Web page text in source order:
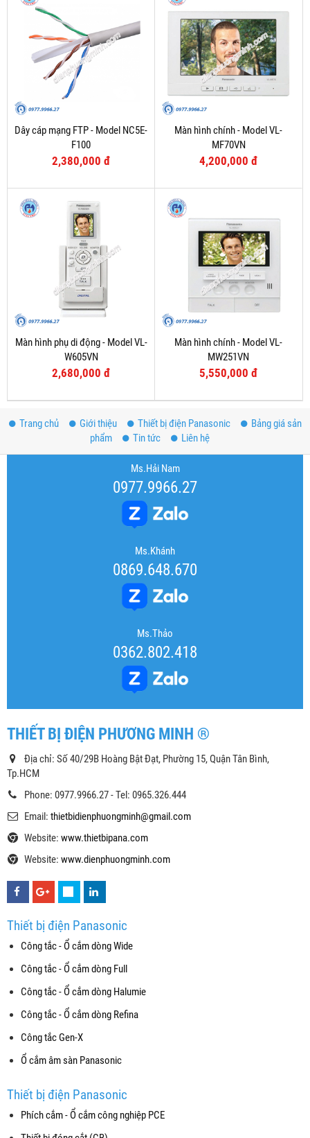
Dây cáp mạng FTP - Model NC5E-
F100
2,380,000 đ
Màn hình chính - Model VL-
MF70VN
4,200,000 đ
Màn hình phụ di động - Model VL-
W605VN
2,680,000 đ
Màn hình chính - Model VL-
MW251VN
5,550,000 đ
Trang chủ Giới thiệu Thiết bị điện Panasonic
Bảng giá sản
phẩm
Tin tức Liên hệ
Ms.Hải Nam
0977.9966.27
Ms.Khánh
0869.648.670
Ms.Thảo
0362.802.418
THIẾT BỊ ĐIỆN PHƯƠNG MINH ®
Địa chỉ: Số 40/29B Hoàng Bật Đạt, Phường 15, Quận Tân Bình,
Tp.HCM
Phone: 0977.9966.27 - Tel: 0965.326.444
Email: thietbidienphuongminh@gmail.com
Website: www.thietbipana.com
Website: www.dienphuongminh.com
Thiết bị điện Panasonic
Công tắc - Ổ cắm dòng Wide
Công tắc - Ổ cắm dòng Full
Công tắc - Ổ cắm dòng Halumie
Công tắc - Ổ cắm dòng Refina
Công tắc Gen-X
Ổ cắm âm sàn Panasonic
Thiết bị điện Panasonic
Phích cắm - Ổ cắm công nghiệp PCE